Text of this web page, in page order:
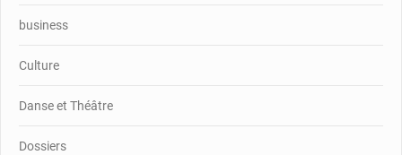
business
Culture
Danse et Théâtre
Dossiers